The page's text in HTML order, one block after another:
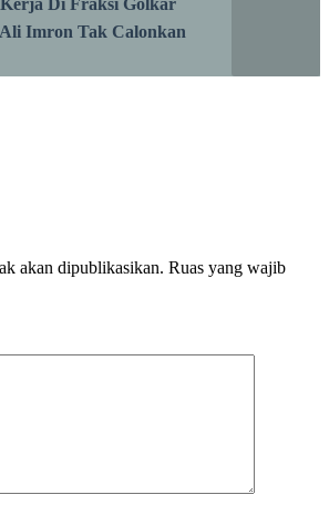
Imron Tak Calonkan
akan dipublikasikan. Ruas yang wajib